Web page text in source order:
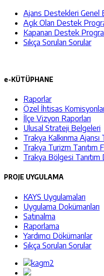
Ajans Destekleri Genel
Açık Olan Destek
Kapanan Destek
Sıkça Sorulan Sorular
e-KÜTÜPHANE
Raporlar
Özel İhtisas
İlçe Vizyon Raporları
Ulusal Strateji Belgeleri
Trakya Kalkınma Ajansı
Trakya Turizm Tanıtım
Trakya Bölgesi Tanıtım
PROJE UYGULAMA
KAYS Uygulamaları
Uygulama Dokümanları
Satınalma
Raporlama
Yardımcı Dökümanlar
Sıkça Sorulan Sorular